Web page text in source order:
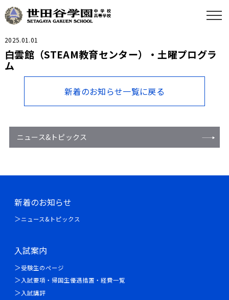
2025.01.01
白雲館（STEAM教育センター）・土曜プログラ
ム
新着のお知らせ一覧に戻る
ニュース&トピックス
新着のお知らせ
ニュース&トピックス
入試案内
受験生のページ
入試要項・帰国生優遇措置・経費一覧
入試講評